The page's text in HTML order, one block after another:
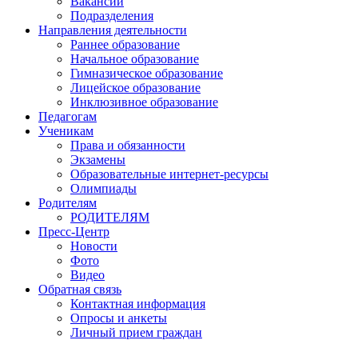
Подразделения
Направления деятельности
Раннее образование
Начальное образование
Гимназическое образование
Лицейское образование
Инклюзивное образование
Педагогам
Ученикам
Права и обязанности
Экзамены
Образовательные интернет-ресурсы
Олимпиады
Родителям
РОДИТЕЛЯМ
Пресс-Центр
Новости
Фото
Видео
Обратная связь
Контактная информация
Опросы и анкеты
Личный прием граждан